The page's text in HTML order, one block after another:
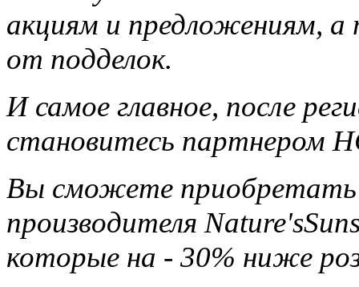
акциям и предложениям,
от подделок.
И самое главное, после
становитесь партнером
Вы сможете приобретать
производителя
которые на - 30% ниже